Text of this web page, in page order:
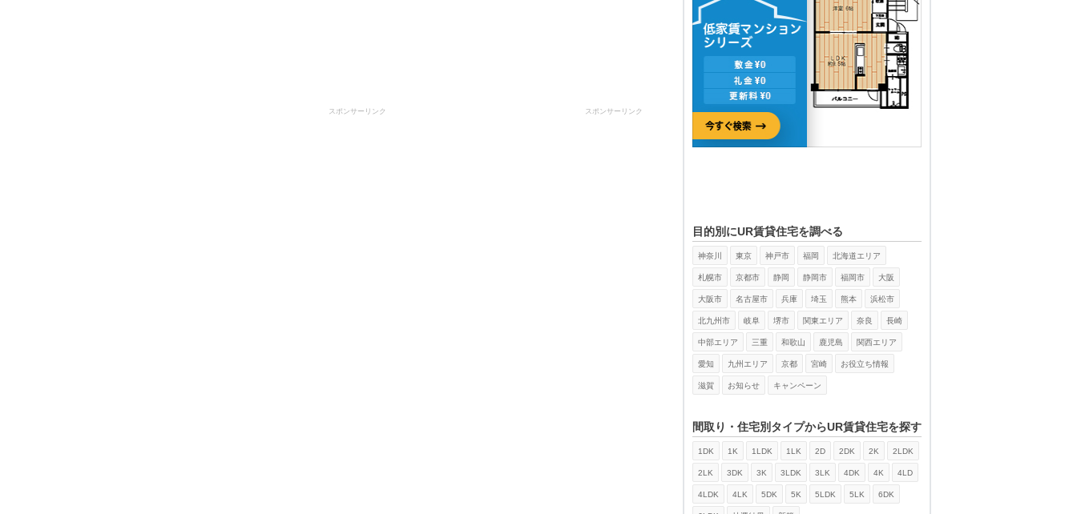
スポンサーリンク スポンサーリンク
目的別にUR賃貸住宅を調べる
神奈川 東京 神戸市 福岡 北海道エリア
札幌市 京都市 静岡 静岡市 福岡市 大阪
大阪市 名古屋市 兵庫 埼玉 熊本 浜松市
北九州市 岐阜 堺市 関東エリア 奈良 長崎
中部エリア 三重 和歌山 鹿児島 関西エリア
愛知 九州エリア 京都 宮崎 お役立ち情報
滋賀 お知らせ キャンペーン
間取り・住宅別タイプからUR賃貸住宅を探す
1DK 1K 1LDK 1LK 2D 2DK 2K 2LDK
2LK 3DK 3K 3LDK 3LK 4DK 4K 4LD
4LDK 4LK 5DK 5K 5LDK 5LK 6DK
検索